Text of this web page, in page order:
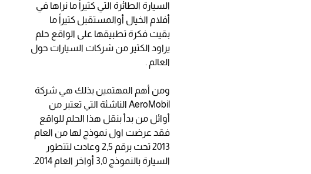
السيارة الطائرة التي كثيراً ما نراها في
أفلام الخيال أوالمستقبل كثيراً ما
بقيت فكرة تطبيقها على الواقع حلم
يراود الكثير من شركات السيارات حول
العالم .
ومن أهم المهتمين بذلك هي شركة
AeroMobil الناشئة التي تعتبر من
أوائل من بدأ بنقل هذا الحلم للواقع
فقد عرضت اول نموذج لها من العام
2013 تحت برقم 2,5 وعادت لتتطور
السيارة بالنموذج 3,0 أواخر العام 2014.